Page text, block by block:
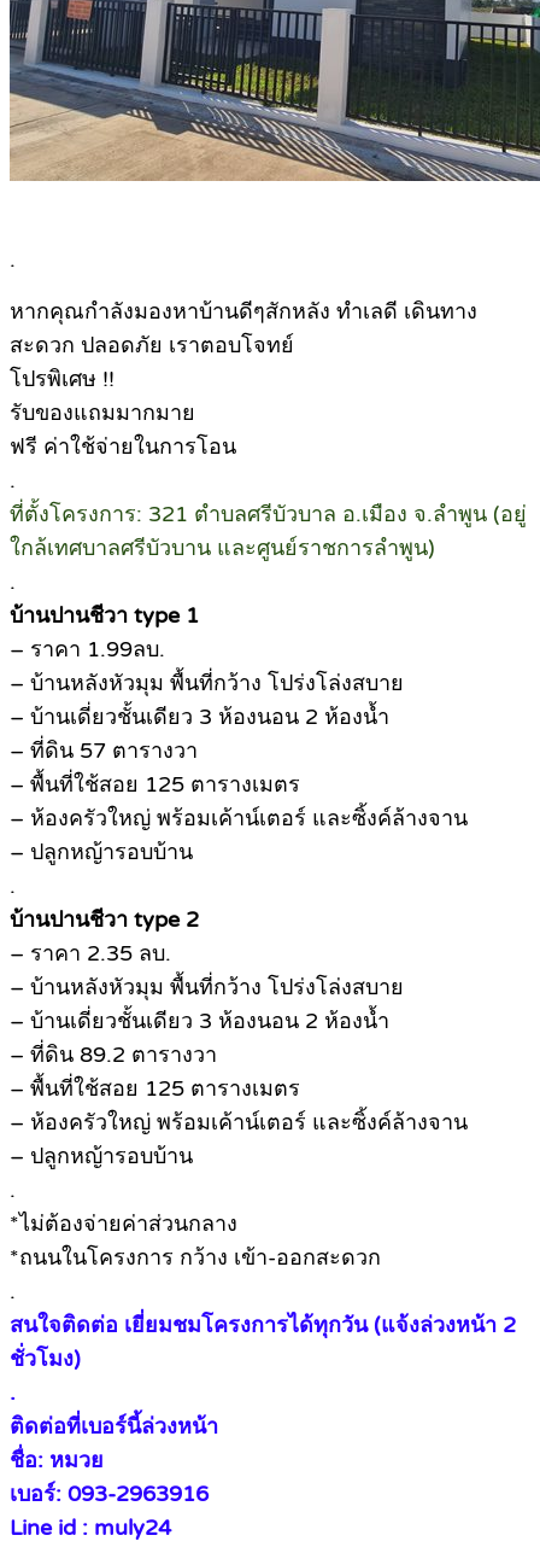
.
หากคุณกำลังมองหาบ้านดีๆสักหลัง ทำเลดี เดินทาง
สะดวก ปลอดภัย เราตอบโจทย์
โปรพิเศษ !!
รับของแถมมากมาย
ฟรี ค่าใช้จ่ายในการโอน
.
ที่ตั้งโครงการ: 321 ตำบลศรีบัวบาล อ.เมือง จ.ลำพูน (อยู่
ใกล้เทศบาลศรีบัวบาน และศูนย์ราชการลำพูน)
.
บ้านปานชีวา type 1
– ราคา 1.99ลบ.
– บ้านหลังหัวมุม พื้นที่กว้าง โปร่งโล่งสบาย
– บ้านเดี่ยวชั้นเดียว 3 ห้องนอน 2 ห้องน้ำ
– ที่ดิน 57 ตารางวา
– พื้นที่ใช้สอย 125 ตารางเมตร
– ห้องครัวใหญ่ พร้อมเค้าน์เตอร์ และซิ้งค์ล้างจาน
– ปลูกหญ้ารอบบ้าน
.
บ้านปานชีวา type 2
– ราคา 2.35 ลบ.
– บ้านหลังหัวมุม พื้นที่กว้าง โปร่งโล่งสบาย
– บ้านเดี่ยวชั้นเดียว 3 ห้องนอน 2 ห้องน้ำ
– ที่ดิน 89.2 ตารางวา
– พื้นที่ใช้สอย 125 ตารางเมตร
– ห้องครัวใหญ่ พร้อมเค้าน์เตอร์ และซิ้งค์ล้างจาน
– ปลูกหญ้ารอบบ้าน
.
*ไม่ต้องจ่ายค่าส่วนกลาง
*ถนนในโครงการ กว้าง เข้า-ออกสะดวก
.
สนใจติดต่อ เยี่ยมชมโครงการได้ทุกวัน (แจ้งล่วงหน้า 2
ชั่วโมง)
.
ติดต่อที่เบอร์นี้ล่วงหน้า
ชื่อ: หมวย
เบอร์: 093-2963916
Line id : muly24